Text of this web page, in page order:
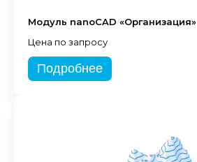
Модуль nanoCAD «Организация»
Цена по запросу
Подробнее